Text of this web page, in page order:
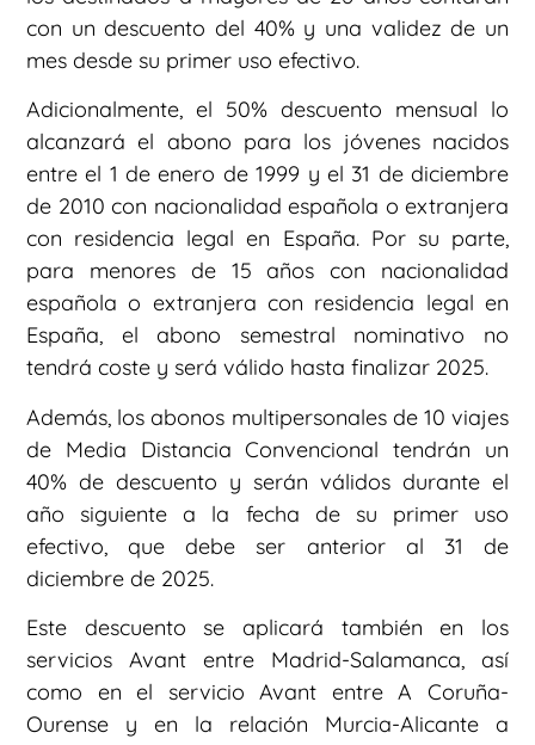
con un descuento del 40% y una validez de un
mes desde su primer uso efectivo.
Adicionalmente, el 50% descuento mensual lo
alcanzará el abono para los jóvenes nacidos
entre el 1 de enero de 1999 y el 31 de diciembre
de 2010 con nacionalidad española o extranjera
con residencia legal en España. Por su parte,
para menores de 15 años con nacionalidad
española o extranjera con residencia legal en
España, el abono semestral nominativo no
tendrá coste y será válido hasta finalizar 2025.
Además, los abonos multipersonales de 10 viajes
de Media Distancia Convencional tendrán un
40% de descuento y serán válidos durante el
año siguiente a la fecha de su primer uso
efectivo, que debe ser anterior al 31 de
diciembre de 2025.
Este descuento se aplicará también en los
servicios Avant entre Madrid-Salamanca, así
como en el servicio Avant entre A Coruña-
Ourense y en la relación Murcia-Alicante a